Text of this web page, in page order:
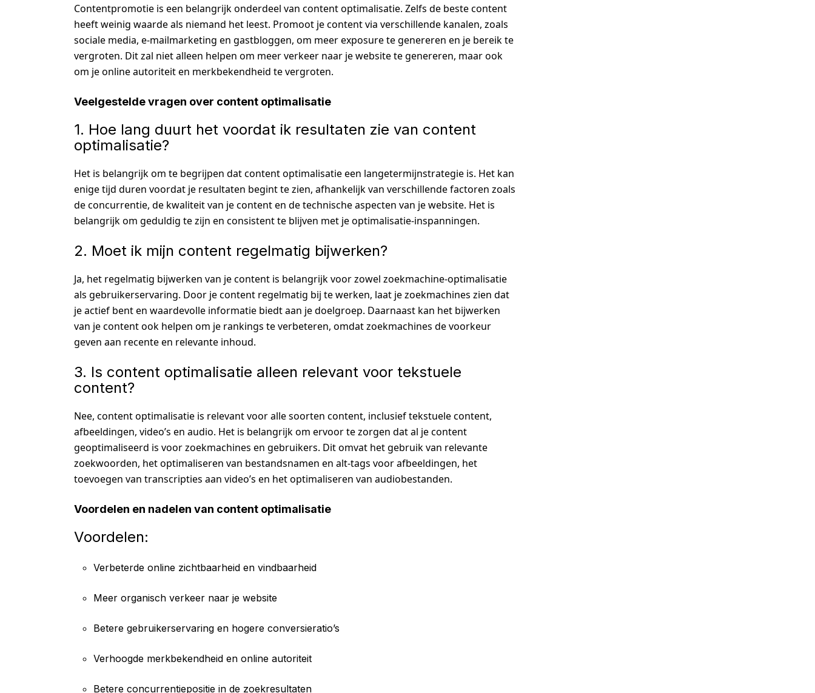
Contentpromotie is een belangrijk onderdeel van content optimalisatie. Zelfs de beste content
heeft weinig waarde als niemand het leest. Promoot je content via verschillende kanalen, zoals
sociale media, e-mailmarketing en gastbloggen, om meer exposure te genereren en je bereik te
vergroten. Dit zal niet alleen helpen om meer verkeer naar je website te genereren, maar ook
om je online autoriteit en merkbekendheid te vergroten.
Veelgestelde vragen over content optimalisatie
1. Hoe lang duurt het voordat ik resultaten zie van content
optimalisatie?
Het is belangrijk om te begrijpen dat content optimalisatie een langetermijnstrategie is. Het kan
enige tijd duren voordat je resultaten begint te zien, afhankelijk van verschillende factoren zoals
de concurrentie, de kwaliteit van je content en de technische aspecten van je website. Het is
belangrijk om geduldig te zijn en consistent te blijven met je optimalisatie-inspanningen.
2. Moet ik mijn content regelmatig bijwerken?
Ja, het regelmatig bijwerken van je content is belangrijk voor zowel zoekmachine-optimalisatie
als gebruikerservaring. Door je content regelmatig bij te werken, laat je zoekmachines zien dat
je actief bent en waardevolle informatie biedt aan je doelgroep. Daarnaast kan het bijwerken
van je content ook helpen om je rankings te verbeteren, omdat zoekmachines de voorkeur
geven aan recente en relevante inhoud.
3. Is content optimalisatie alleen relevant voor tekstuele
content?
Nee, content optimalisatie is relevant voor alle soorten content, inclusief tekstuele content,
afbeeldingen, video’s en audio. Het is belangrijk om ervoor te zorgen dat al je content
geoptimaliseerd is voor zoekmachines en gebruikers. Dit omvat het gebruik van relevante
zoekwoorden, het optimaliseren van bestandsnamen en alt-tags voor afbeeldingen, het
toevoegen van transcripties aan video’s en het optimaliseren van audiobestanden.
Voordelen en nadelen van content optimalisatie
Voordelen:
Verbeterde online zichtbaarheid en vindbaarheid
Meer organisch verkeer naar je website
Betere gebruikerservaring en hogere conversieratio’s
Verhoogde merkbekendheid en online autoriteit
Betere concurrentiepositie in de zoekresultaten